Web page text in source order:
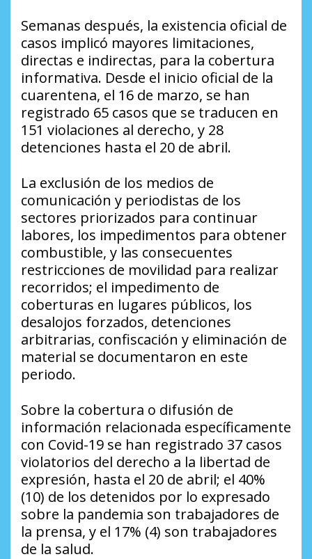
Semanas después, la existencia oficial de
casos implicó mayores limitaciones,
directas e indirectas, para la cobertura
informativa. Desde el inicio oficial de la
cuarentena, el 16 de marzo, se han
registrado 65 casos que se traducen en
151 violaciones al derecho, y 28
detenciones hasta el 20 de abril.
La exclusión de los medios de
comunicación y periodistas de los
sectores priorizados para continuar
labores, los impedimentos para obtener
combustible, y las consecuentes
restricciones de movilidad para realizar
recorridos; el impedimento de
coberturas en lugares públicos, los
desalojos forzados, detenciones
arbitrarias, confiscación y eliminación de
material se documentaron en este
periodo.
Sobre la cobertura o difusión de
información relacionada específicamente
con Covid-19 se han registrado 37 casos
violatorios del derecho a la libertad de
expresión, hasta el 20 de abril; el 40%
(10) de los detenidos por lo expresado
sobre la pandemia son trabajadores de
la prensa, y el 17% (4) son trabajadores
de la salud.